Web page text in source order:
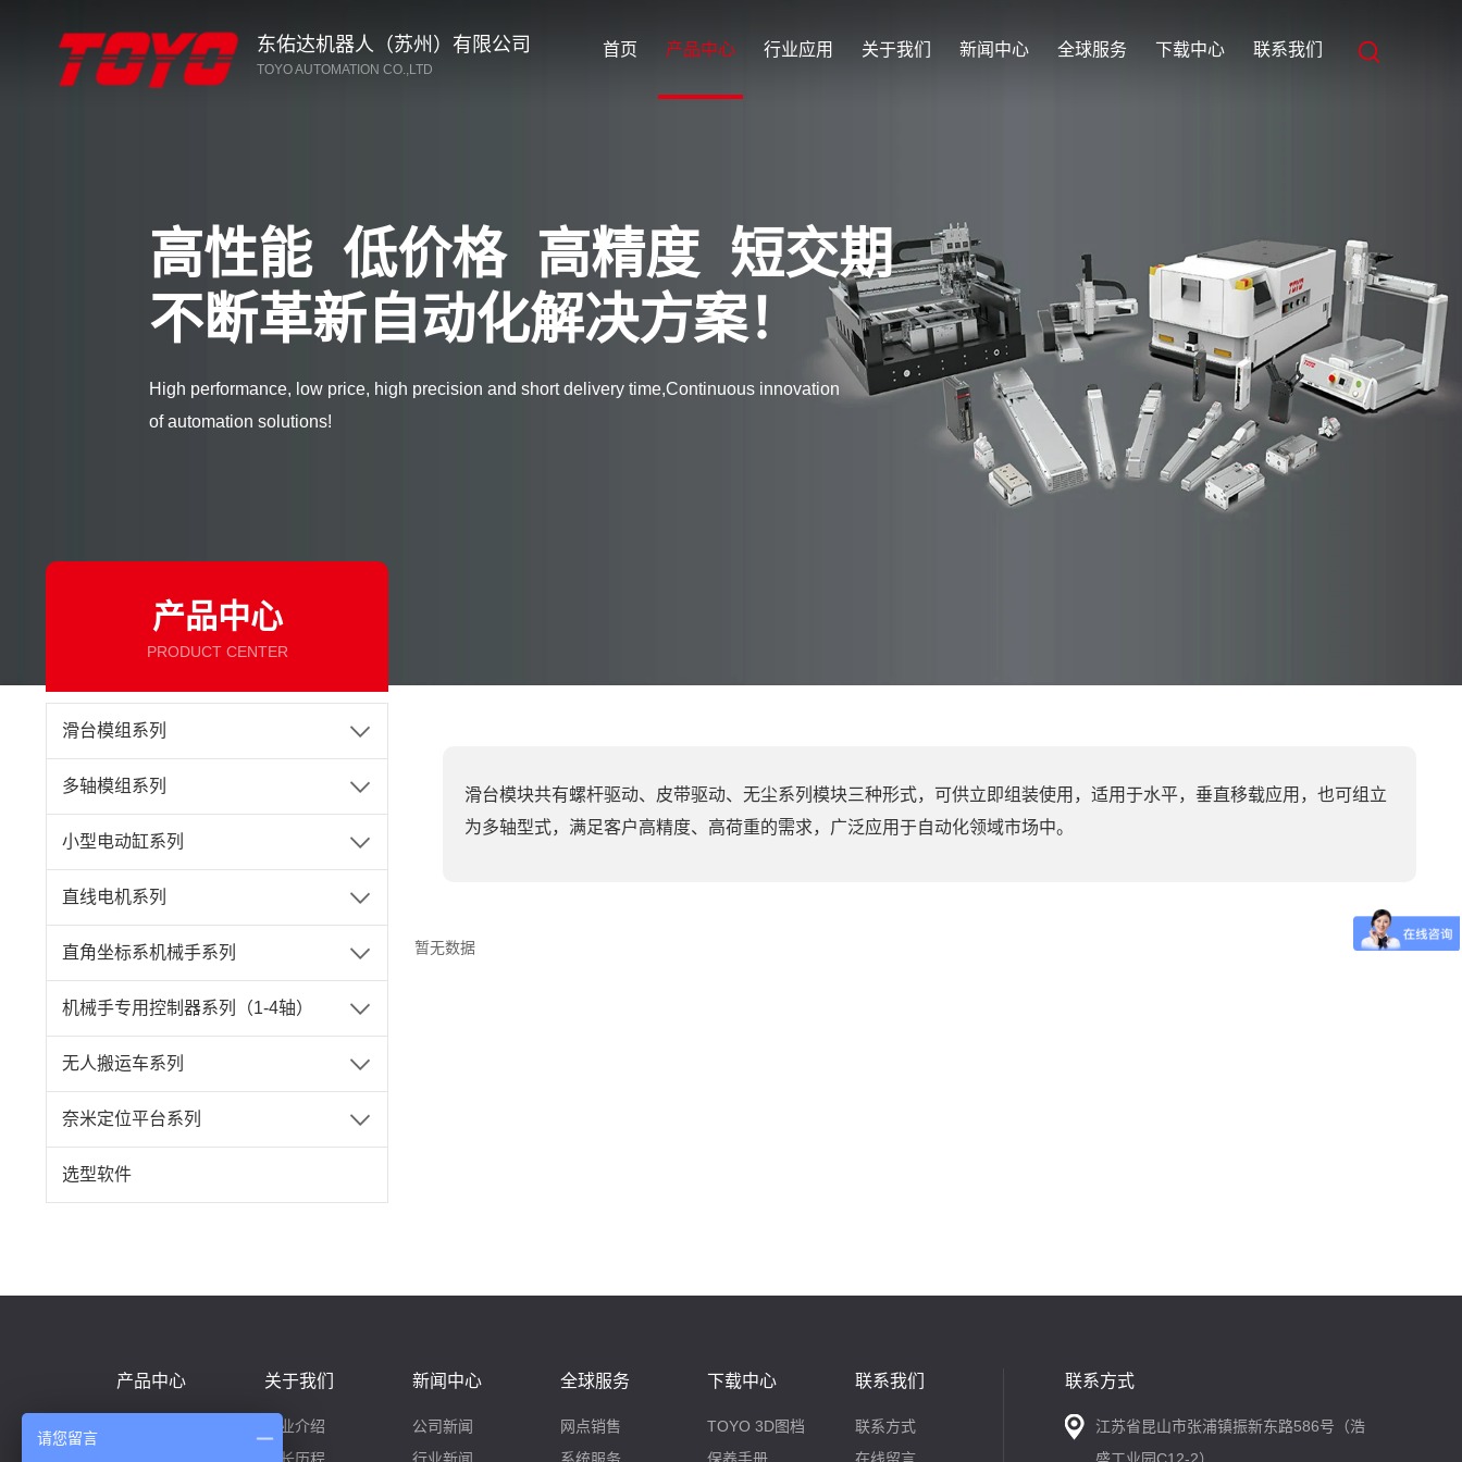
东佑达机器人（苏州）有限公司
TOYO AUTOMATION CO.,LTD
首页 产品中心 行业应用 关于我们 新闻中心 全球服务 下载中心 联系我们
高性能 低价格 高精度 短交期
不断革新自动化解决方案！
High performance, low price, high precision and short delivery time,Continuous innovation
of automation solutions!
产品中心
PRODUCT CENTER
滑台模组系列
多轴模组系列
小型电动缸系列
直线电机系列
直角坐标系机械手系列
机械手专用控制器系列（1-4轴）
无人搬运车系列
奈米定位平台系列
选型软件
滑台模块共有螺杆驱动、皮带驱动、无尘系列模块三种形式，可供立即组装使用，适用于水平，垂直移载应用，也可组立
为多轴型式，满足客户高精度、高荷重的需求，广泛应用于自动化领域市场中。
暂无数据
产品中心 关于我们
企业介绍
新闻中心
公司新闻
全球服务
网点销售
下载中心
TOYO 3D图档
联系我们
联系方式
联系方式
江苏省昆山市张浦镇振新东路586号（浩
请您留言